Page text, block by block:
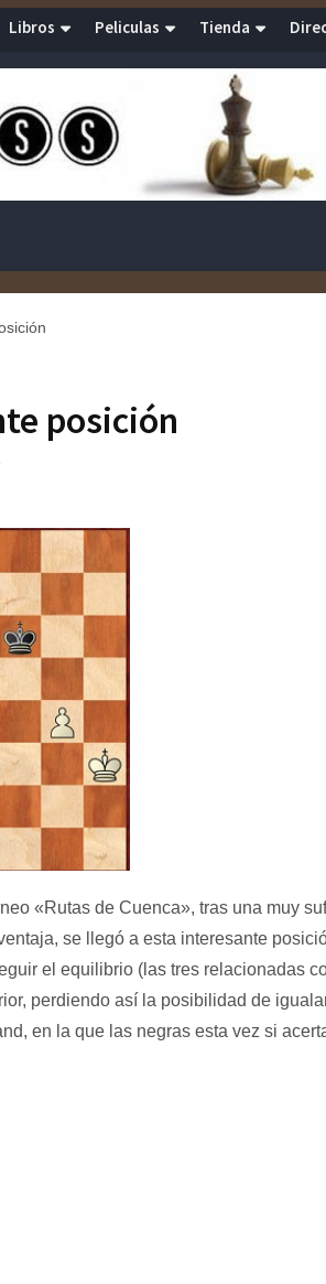
Libros Peliculas Tienda
posición
«Rutas de Cuenca», tras una muy
se llegó a esta interesante
el equilibrio (las tres relacionadas
perdiendo así la posibilidad de
en la que las negras esta vez si